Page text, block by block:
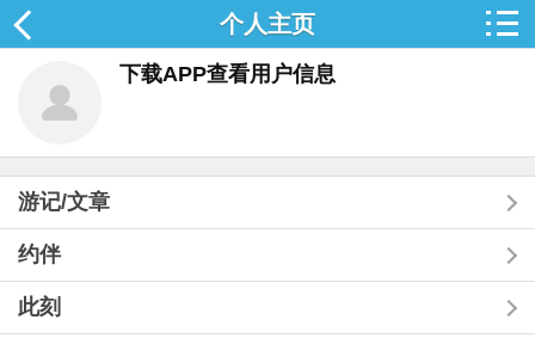
个人主页
下载APP查看用户信息
游记/文章
约伴
此刻